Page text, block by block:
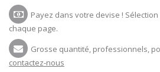
Payez dans votre devise !
chaque page.
Grosse quantité, professionnels,
contactez-nous